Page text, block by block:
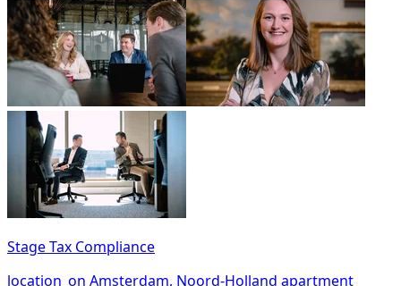
Stage Tax Compliance
location_on Amsterdam, Noord-Holland apartment